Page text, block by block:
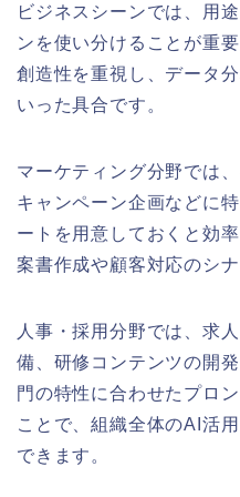
ビジネスシーンでは、用
ンを使い分けることが重
創造性を重視し、データ
いった具合です。
マーケティング分野では
キャンペーン企画などに
ートを用意しておくと効
案書作成や顧客対応のシ
人事・採用分野では、求
備、研修コンテンツの開
門の特性に合わせたプロ
ことで、組織全体のAI活
できます。